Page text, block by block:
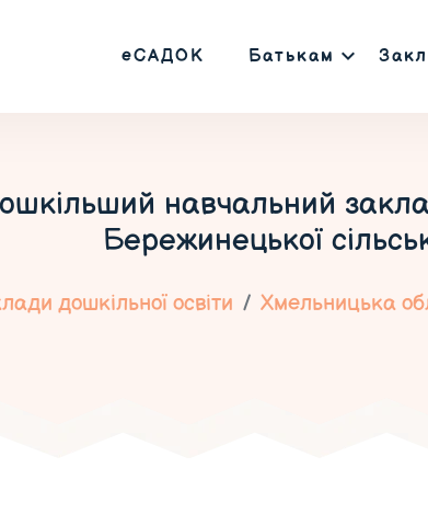
еСАДОК Батькам
навчальний
Бережинецької
дошкільної освіти Хмельницька